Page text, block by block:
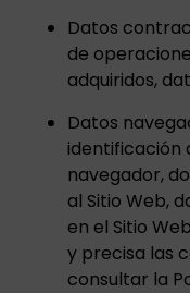
Datos
de
adquiridos,
Datos
identificación
navegador,
al Sitio Web,
en el Sitio
y precisa las
consultar la